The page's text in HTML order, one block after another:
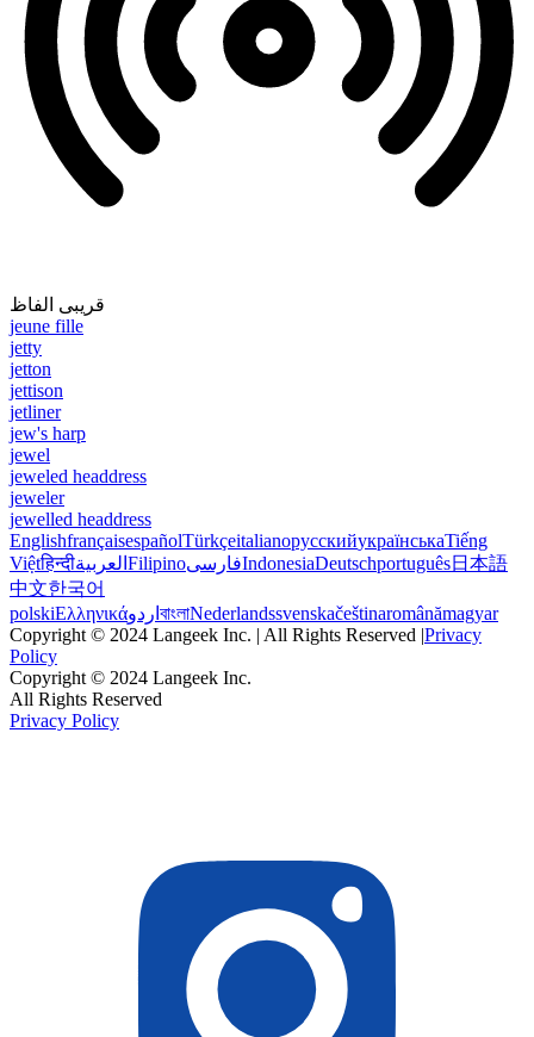
قریبی الفاظ
jeune fille
jetty
jetton
jettison
jetliner
jew's harp
jewel
jeweled headdress
jeweler
jewelled headdress
EnglishfrançaisespañolTürkçeitalianoрусскийукраїнськаTiếng
Việtहिन्दीالعربية FilipinoفارسیIndonesiaDeutschportuguês日本語
中文한국어
polskiΕλληνικάاردو বাংলাNederlandssvenskačeštinaromânămagyar
Copyright © 2024 Langeek Inc. | All Rights Reserved |Privacy
Policy
Copyright © 2024 Langeek Inc.
All Rights Reserved
Privacy Policy